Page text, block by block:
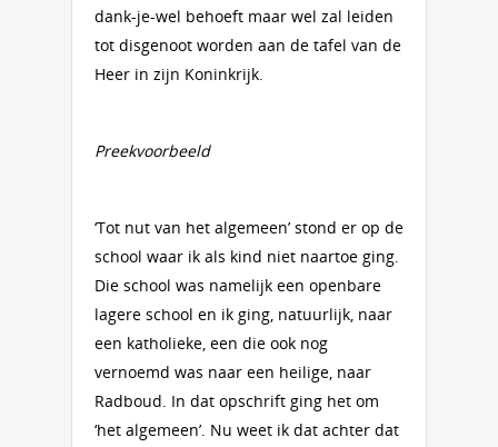
dank-je-wel behoeft maar wel zal leiden
tot disgenoot worden aan de tafel van de
Heer in zijn Koninkrijk.
Preekvoorbeeld
‘Tot nut van het algemeen’ stond er op de
school waar ik als kind niet naartoe ging.
Die school was namelijk een openbare
lagere school en ik ging, natuurlijk, naar
een katholieke, een die ook nog
vernoemd was naar een heilige, naar
Radboud. In dat opschrift ging het om
‘het algemeen’. Nu weet ik dat achter dat